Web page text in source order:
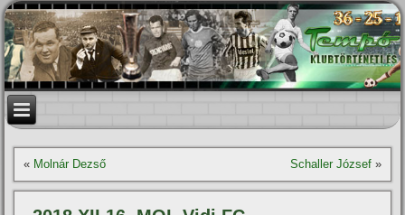
« Molnár Dezső Schaller József»